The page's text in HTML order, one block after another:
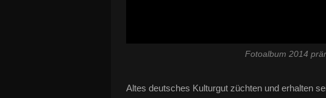
Fotoalbum 2014
Altes deutsches Kulturgut züchten und erhalten